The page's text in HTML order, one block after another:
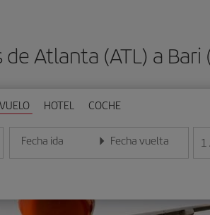
Atlanta (ATL) a Bari
VUELO HOTEL COCHE
Fecha ida
Introduce la fecha en formato día/mes/año
Fecha vuelta
Introduce la fecha en 1